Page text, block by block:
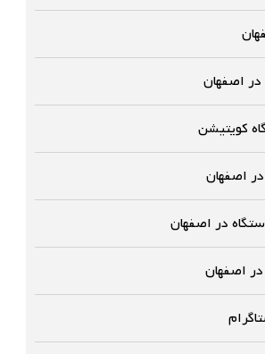
اصفهان
کویتیشن
اصفهان
در اصفهان
اصفهان